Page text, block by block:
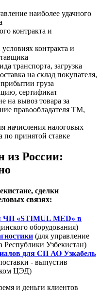
наиболее удачного
контракта и
контракта и
транспорта, загрузка
на склад покупателя,
груза
сертификат
на вывоз товара за
правообладателя ТМ,
начисления налоговых
по принятой ставке
из России:
сделки
связях:
ЧП «STIMUL MED» в
оборудования)
(для управление
Узбекистан)
для СП АО Узкабель
- выпустив
ЦЭД)